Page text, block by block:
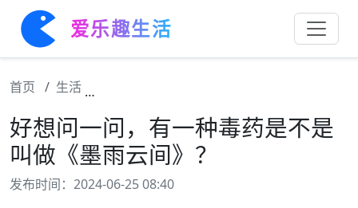
爱乐趣生活
首页 生活
好想问一问，有一种毒药是不是
叫做《墨雨云间》？
发布时间：2024-06-25 08:40